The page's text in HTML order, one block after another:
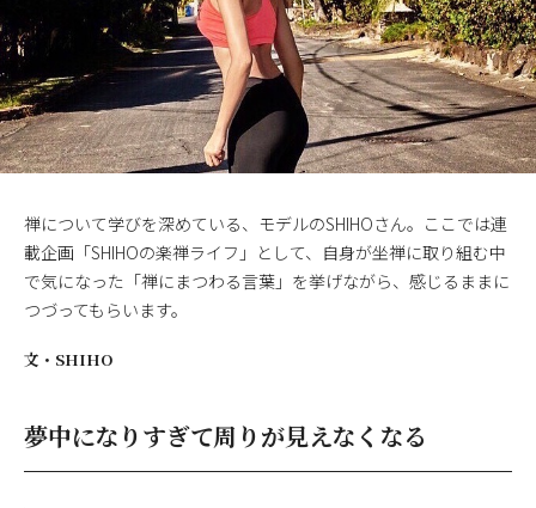
禅について学びを深めている、モデルのSHIHOさん。ここでは連
載企画「SHIHOの楽禅ライフ」として、自身が坐禅に取り組む中
で気になった「禅にまつわる言葉」を挙げながら、感じるままに
つづってもらいます。
文・ SHIHO
夢中になりすぎて周りが見えなくなる